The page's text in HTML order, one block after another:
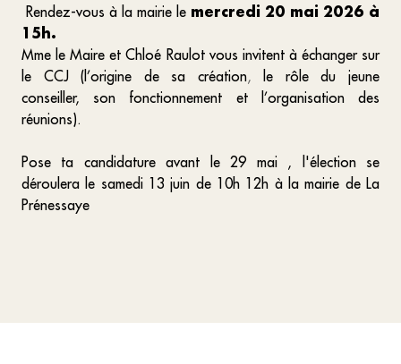
Rendez-vous à la mairie le mercredi 20 mai 2026 à
15h.
Mme le Maire et Chloé Raulot vous invitent à échanger sur
le CCJ (l’origine de sa création,
le rôle du jeune
conseiller,
son fonctionnement et
l’organisation des
réunions).
Pose ta candidature avant le 29 mai , l'élection se
déroulera le samedi 13 juin de 10h 12h à la mairie de La
Prénessaye